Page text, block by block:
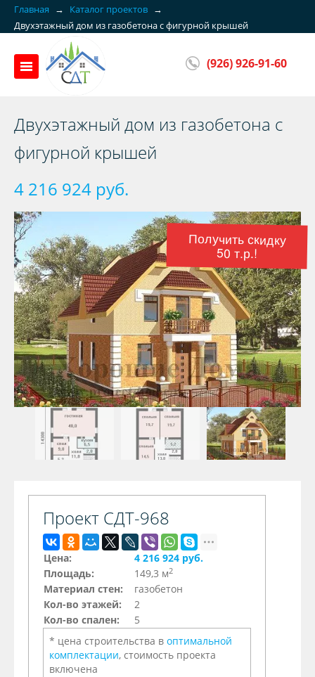
Главная → Каталог проектов →
Двуxэтажный дом из газобетона с фигурной крышей
(926) 926-91-60
Двуxэтажный дом из газобетона с
фигурной крышей
4 216 924 руб.
Получить скидку
50 т.р.!
Проект СДТ-968
Цена:
4 216 924 руб.
Площадь:
149,3 м2
Материал стен:
газобетон
Кол-во этажей:
2
Кол-во спален:
5
* цена строительства в оптимальной
комплектации, стоимость проекта
включена